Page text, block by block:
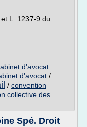
L. 1237-9 du...
d'avocat
d'avocat /
/ convention
collective des
Spé. Droit